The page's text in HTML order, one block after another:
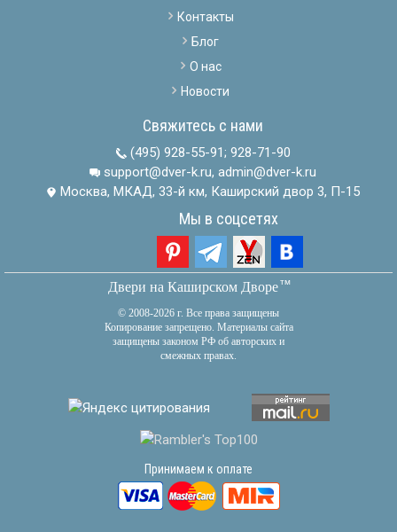
Контакты
Блог
О нас
Новости
Свяжитесь с нами
(495) 928-55-91; 928-71-90
support@dver-k.ru, admin@dver-k.ru
Москва, МКАД, 33-й км, Каширский двор 3, П-15
Мы в соцсетях
Двери на Каширском Дворетм
© 2008-2026 г. Все права защищены
Копирование запрещено. Материалы сайта
защищены законом РФ об авторских и
смежных правах.
Принимаем к оплате